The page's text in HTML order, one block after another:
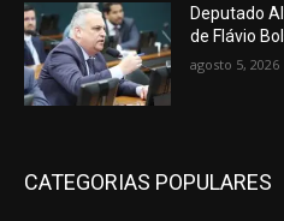
Deputado
de Flávio
agosto 5, 2026
CATEGORIAS POPULARES